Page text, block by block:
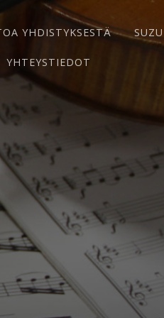
YHDISTYKSESTÄ
YHTEYSTIEDOT